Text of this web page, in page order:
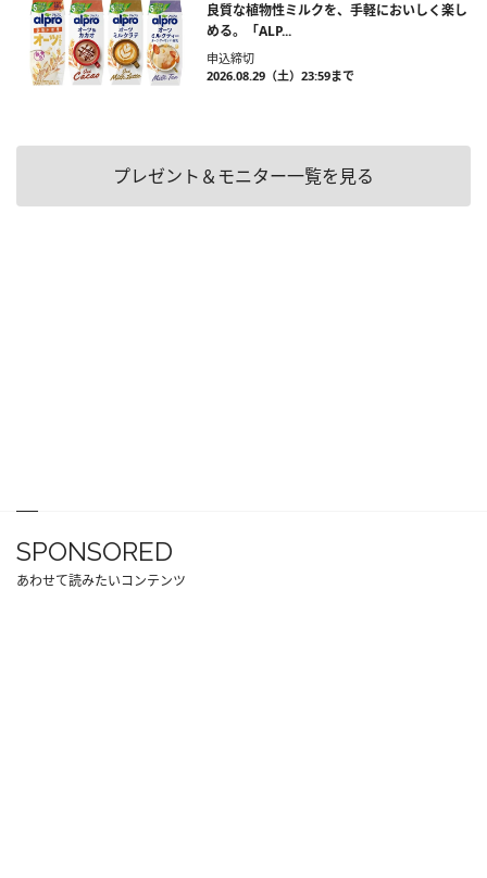
良質な植物性ミルクを、手軽においしく楽し
める。「ALP...
申込締切
2026.08.29（土）23:59まで
プレゼント＆モニター一覧を見る
SPONSORED
あわせて読みたいコンテンツ